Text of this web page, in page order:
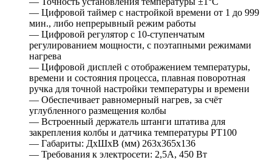
— Цифровой таймер с настройкой времени от 1 до 999
мин., либо непрерывный режим работы
— Цифровой регулятор с 10-ступенчатым
регулированием мощности, с поэтапными режимами
нагрева
— Цифровой дисплей с отображением температуры,
времени и состояния процесса, плавная поворотная
ручка для точной настройки температуры и времени
— Обеспечивает равномерный нагрев, за счёт
углубленного размещения колбы
— Встроенный держатель штанги штатива для
закрепления колбы и датчика температуры PT100
— Габариты: ДхШхВ (мм) 263х365х136
— Требования к электросети: 2,5A, 450 Bт